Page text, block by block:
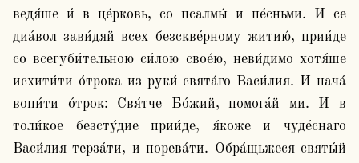
ведя́ше и́ в це́рковь, со псалмы́ и пе́сньми. И се
диа́вол зави́дяй всех безскве́рному житию́, прии́де
со всегуби́тельною си́лою свое́ю, неви́димо хотя́ше
исхити́ти о́трока из руки́ свята́го Васи́лия. И нача́
вопи́ти о́трок: Свя́тче Бо́жий, помога́й ми. И в
толи́кое безсту́дие прии́де, я́коже и чуде́снаго
Васи́лия терза́ти, и порева́ти. Обра́щьжеся святы́й